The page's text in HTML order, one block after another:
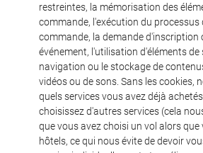
restreintes, la mémorisation des
commande, l'exécution du processus
commande, la demande d'inscription
événement, l'utilisation d'éléments
navigation ou le stockage de
vidéos ou de sons. Sans les cookies,
quels services vous avez déjà
choisissez d'autres services (cela
que vous avez choisi un vol alors que
hôtels, ce qui nous évite de devoir